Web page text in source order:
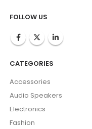
FOLLOW US
CATEGORIES
Accessories
Audio Speakers
Electronics
Fashion